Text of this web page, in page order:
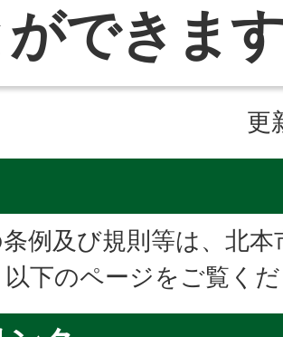
ができま
更
例及び規則等は、北
下のページをご覧く